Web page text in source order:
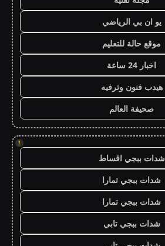
يو ان بي الرياضي
موقع حالة للتعليم
اخبار 24 ساعة
هيدب فنون وترفيه
صحيفة العالم
!
شدات ببجي اقساط
شدات ببجي تمارا
شدات ببجي تمارا
شدات ببجي تابي